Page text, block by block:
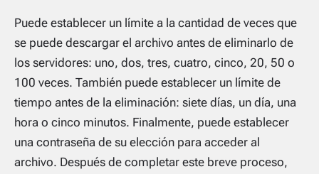
Puede establecer un límite a la cantidad de veces que
se puede descargar el archivo antes de eliminarlo de
los servidores: uno, dos, tres, cuatro, cinco, 20, 50 o
100 veces. También puede establecer un límite de
tiempo antes de la eliminación: siete días, un día, una
hora o cinco minutos. Finalmente, puede establecer
una contraseña de su elección para acceder al
archivo. Después de completar este breve proceso,